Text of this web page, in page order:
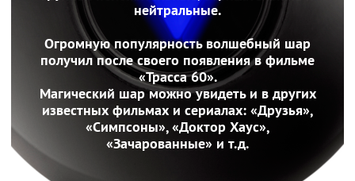
нейтральные.
Огромную популярность волшебный шар
получил после своего появления в фильме
«Трасса 60».
Магический шар можно увидеть и в других
известных фильмах и сериалах: «Друзья»,
«Симпсоны», «Доктор Хаус»,
«Зачарованные» и т.д.